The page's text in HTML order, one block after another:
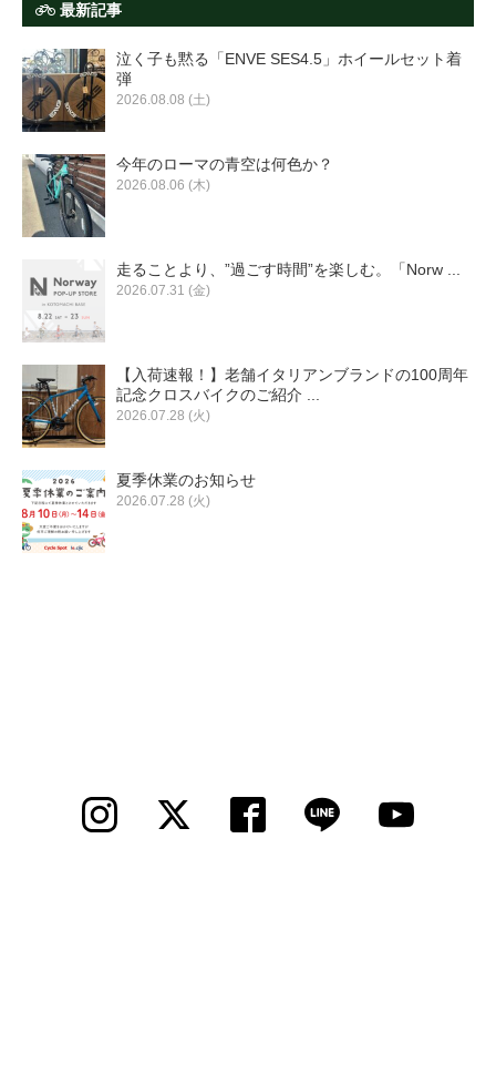
最新記事
泣く子も黙る「ENVE SES4.5」ホイールセット着
弾
2026.08.08 (土)
今年のローマの青空は何色か？
2026.08.06 (木)
走ることより、”過ごす時間”を楽しむ。「Norw ...
2026.07.31 (金)
【入荷速報！】老舗イタリアンブランドの100周年
記念クロスバイクのご紹介 ...
2026.07.28 (火)
夏季休業のお知らせ
2026.07.28 (火)